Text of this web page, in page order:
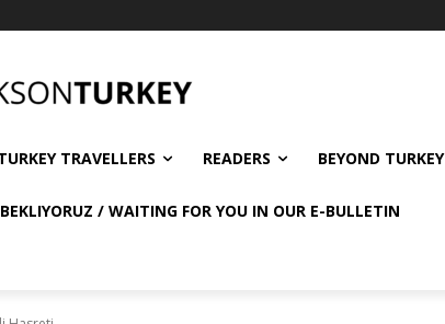
TRAVELLERS READERS BEYOND TURKEY
/ WAITING FOR YOU IN OUR E-BULLETIN